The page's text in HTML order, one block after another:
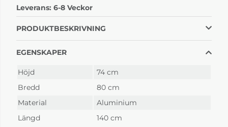
Cherry
6-8 Veckor
6-8 Veckor
Leverans: 6-8 Veckor
PRODUKTBESKRIVNING
EGENSKAPER
Höjd
74 cm
Bredd
80 cm
Material
Aluminium
Längd
140 cm